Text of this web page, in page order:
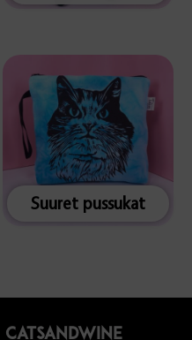
Suuret pussukat
catsandwine